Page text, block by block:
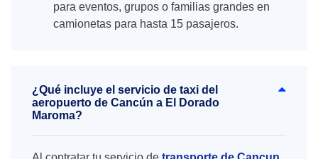
para eventos, grupos o familias grandes en
camionetas para hasta 15 pasajeros.
¿Qué incluye el servicio de taxi del
aeropuerto de Cancún a El Dorado
Maroma?